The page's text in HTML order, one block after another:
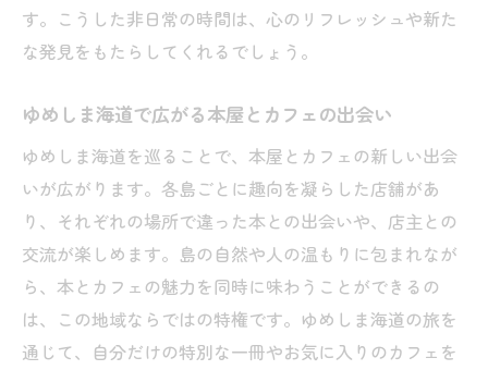
す。こうした非日常の時間は、心のリフレッシュや新た
な発見をもたらしてくれるでしょう。
ゆめしま海道で広がる本屋とカフェの出会い
ゆめしま海道を巡ることで、本屋とカフェの新しい出会
いが広がります。各島ごとに趣向を凝らした店舗があ
り、それぞれの場所で違った本との出会いや、店主との
交流が楽しめます。島の自然や人の温もりに包まれなが
ら、本とカフェの魅力を同時に味わうことができるの
は、この地域ならではの特権です。ゆめしま海道の旅を
通じて、自分だけの特別な一冊やお気に入りのカフェを